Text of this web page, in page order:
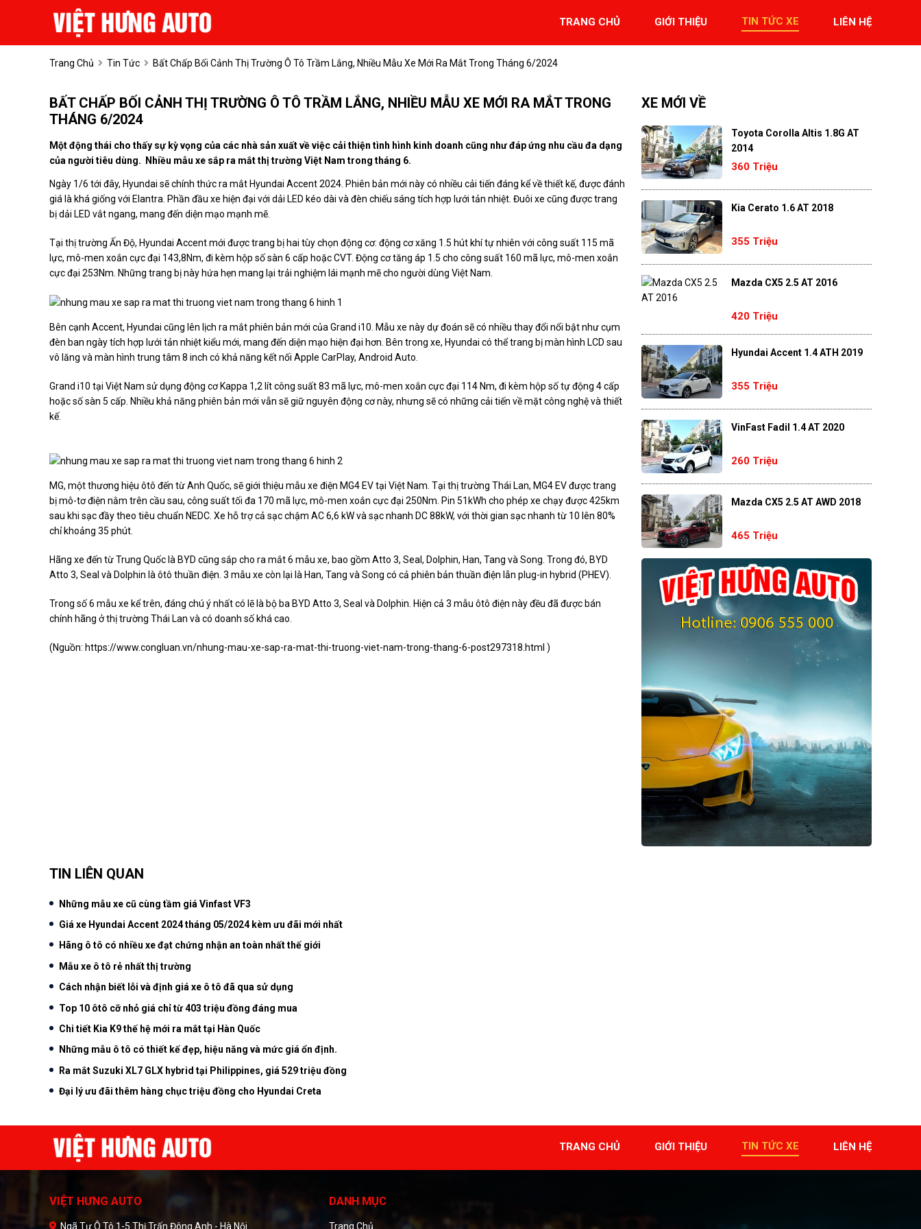
TRANG CHỦ GIỚI THIỆU TIN TỨC XE LIÊN HỆ
Trang Chủ Tin Tức Bất Chấp Bối Cảnh Thị Trường Ô Tô Trầm Lắng, Nhiều Mẫu Xe Mới Ra Mắt Trong Tháng 6/2024
BẤT CHẤP BỐI CẢNH THỊ TRƯỜNG Ô TÔ TRẦM LẮNG, NHIỀU MẪU XE MỚI RA MẮT TRONG
THÁNG 6/2024
Một động thái cho thấy sự kỳ vọng của các nhà sản xuất về việc cải thiện tình hình kinh doanh cũng như đáp ứng nhu cầu đa dạng
của người tiêu dùng. Nhiều mẫu xe sắp ra mắt thị trường Việt Nam trong tháng 6.
Ngày 1/6 tới đây, Hyundai sẽ chính thức ra mắt Hyundai Accent 2024. Phiên bản mới này có nhiều cải tiến đáng kể về thiết kế, được đánh
giá là khá giống với Elantra. Phần đầu xe hiện đại với dải LED kéo dài và đèn chiếu sáng tích hợp lưới tản nhiệt. Đuôi xe cũng được trang
bị dải LED vắt ngang, mang đến diện mạo mạnh mẽ.
Tại thị trường Ấn Độ, Hyundai Accent mới được trang bị hai tùy chọn động cơ: động cơ xăng 1.5 hút khí tự nhiên với công suất 115 mã
lực, mô-men xoắn cực đại 143,8Nm, đi kèm hộp số sàn 6 cấp hoặc CVT. Động cơ tăng áp 1.5 cho công suất 160 mã lực, mô-men xoắn
cực đại 253Nm. Những trang bị này hứa hẹn mang lại trải nghiệm lái mạnh mẽ cho người dùng Việt Nam.
Bên cạnh Accent, Hyundai cũng lên lịch ra mắt phiên bản mới của Grand i10. Mẫu xe này dự đoán sẽ có nhiều thay đổi nổi bật như cụm
đèn ban ngày tích hợp lưới tản nhiệt kiểu mới, mang đến diện mạo hiện đại hơn. Bên trong xe, Hyundai có thể trang bị màn hình LCD sau
vô lăng và màn hình trung tâm 8 inch có khả năng kết nối Apple CarPlay, Android Auto.
Grand i10 tại Việt Nam sử dụng động cơ Kappa 1,2 lít công suất 83 mã lực, mô-men xoắn cực đại 114 Nm, đi kèm hộp số tự động 4 cấp
hoặc số sàn 5 cấp. Nhiều khả năng phiên bản mới vẫn sẽ giữ nguyên động cơ này, nhưng sẽ có những cải tiến về mặt công nghệ và thiết
kế.
MG, một thương hiệu ôtô đến từ Anh Quốc, sẽ giới thiệu mẫu xe điện MG4 EV tại Việt Nam. Tại thị trường Thái Lan, MG4 EV được trang
bị mô-tơ điện nằm trên cầu sau, công suất tối đa 170 mã lực, mô-men xoắn cực đại 250Nm. Pin 51kWh cho phép xe chạy được 425km
sau khi sạc đầy theo tiêu chuẩn NEDC. Xe hỗ trợ cả sạc chậm AC 6,6 kW và sạc nhanh DC 88kW, với thời gian sạc nhanh từ 10 lên 80%
chỉ khoảng 35 phút.
Hãng xe đến từ Trung Quốc là BYD cũng sắp cho ra mắt 6 mẫu xe, bao gồm Atto 3, Seal, Dolphin, Han, Tang và Song. Trong đó, BYD
Atto 3, Seal và Dolphin là ôtô thuần điện. 3 mẫu xe còn lại là Han, Tang và Song có cả phiên bản thuần điện lẫn plug-in hybrid (PHEV).
Trong số 6 mẫu xe kể trên, đáng chú ý nhất có lẽ là bộ ba BYD Atto 3, Seal và Dolphin. Hiện cả 3 mẫu ôtô điện này đều đã được bán
chính hãng ở thị trường Thái Lan và có doanh số khá cao.
(Nguồn: https://www.congluan.vn/nhung-mau-xe-sap-ra-mat-thi-truong-viet-nam-trong-thang-6-post297318.html )
XE MỚI VỀ
Toyota Corolla Altis 1.8G AT
2014
360 Triệu
Kia Cerato 1.6 AT 2018
355 Triệu
Mazda CX5 2.5 AT 2016
420 Triệu
Hyundai Accent 1.4 ATH 2019
355 Triệu
VinFast Fadil 1.4 AT 2020
260 Triệu
Mazda CX5 2.5 AT AWD 2018
465 Triệu
TIN LIÊN QUAN
Những mẫu xe cũ cùng tầm giá Vinfast VF3
Giá xe Hyundai Accent 2024 tháng 05/2024 kèm ưu đãi mới nhất
Hãng ô tô có nhiều xe đạt chứng nhận an toàn nhất thế giới
Mẫu xe ô tô rẻ nhất thị trường
Cách nhận biết lỗi và định giá xe ô tô đã qua sử dụng
Top 10 ôtô cỡ nhỏ giá chỉ từ 403 triệu đồng đáng mua
Chi tiết Kia K9 thế hệ mới ra mắt tại Hàn Quốc
Những mẫu ô tô có thiết kế đẹp, hiệu năng và mức giá ổn định.
Ra mắt Suzuki XL7 GLX hybrid tại Philippines, giá 529 triệu đồng
Đại lý ưu đãi thêm hàng chục triệu đồng cho Hyundai Creta
TRANG CHỦ GIỚI THIỆU TIN TỨC XE LIÊN HỆ
VIỆT HƯNG AUTO
Ngã Tư Ô Tô 1-5 Thị Trấn Đông Anh - Hà Nội
DANH MỤC
Trang Chủ